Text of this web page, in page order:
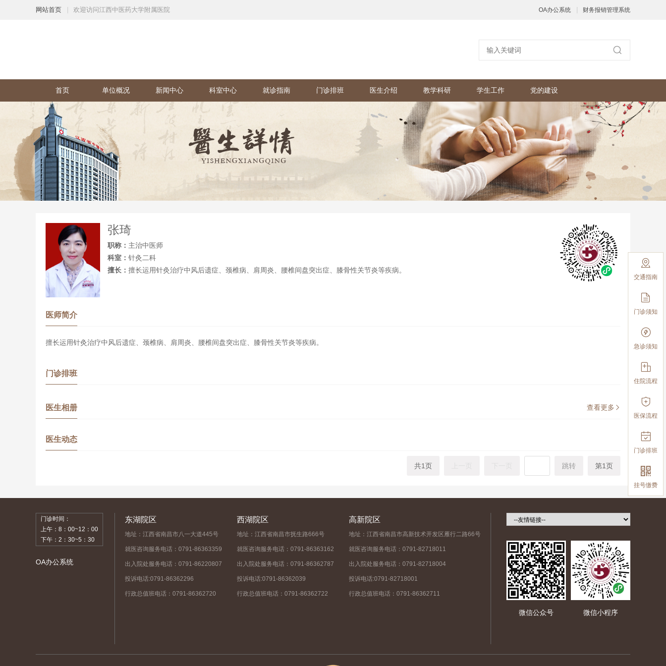
网站首页 欢迎访问江西中医药大学附属医院 OA办公系统 财务报销管理系统
首页 单位概况 新闻中心 科室中心 就诊指南 门诊排班 医生介绍 教学科研 学生工作 党的建设
张琦
职称： 主治中医师
科室： 针灸二科
擅长： 擅长运用针灸治疗中风后遗症、颈椎病、肩周炎、腰椎间盘突出症、膝骨性关节炎等疾病。
医师简介
擅长运用针灸治疗中风后遗症、颈椎病、肩周炎、腰椎间盘突出症、膝骨性关节炎等疾病。
门诊排班
医生相册 查看更多 
医生动态
共1页 跳转 第1页
门诊时间：
上午：8：00~12：00
下午：2：30~5：30
OA办公系统
东湖院区
地址：江西省南昌市八一大道445号
就医咨询服务电话：0791-86363359
出入院处服务电话：0791-86220807
投诉电话:0791-86362296
行政总值班电话：0791-86362720
西湖院区
地址：江西省南昌市抚生路666号
就医咨询服务电话：0791-86363162
出入院处服务电话：0791-86362787
投诉电话:0791-86362039
行政总值班电话：0791-86362722
高新院区
地址：江西省南昌市高新技术开发区雁行二路66号
就医咨询服务电话：0791-82718011
出入院处服务电话：0791-82718004
投诉电话:0791-82718001
行政总值班电话：0791-86362711
微信公众号 微信小程序

交通指南

门诊须知

急诊须知

住院流程

医保流程

门诊排班

挂号缴费